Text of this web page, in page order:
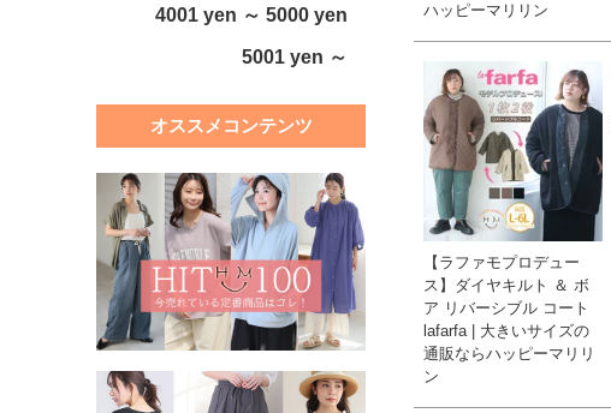
4001 yen ～ 5000 yen
5001 yen ～
オススメコンテンツ
ハッピーマリリン
【ラファモプロデュー
ス】ダイヤキルト ＆ ボ
ア リバーシブル コート
lafarfa | 大きいサイズの
通販ならハッピーマリリ
ン